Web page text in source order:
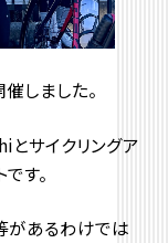
しました。
とサイクリングア
す。
があるわけでは